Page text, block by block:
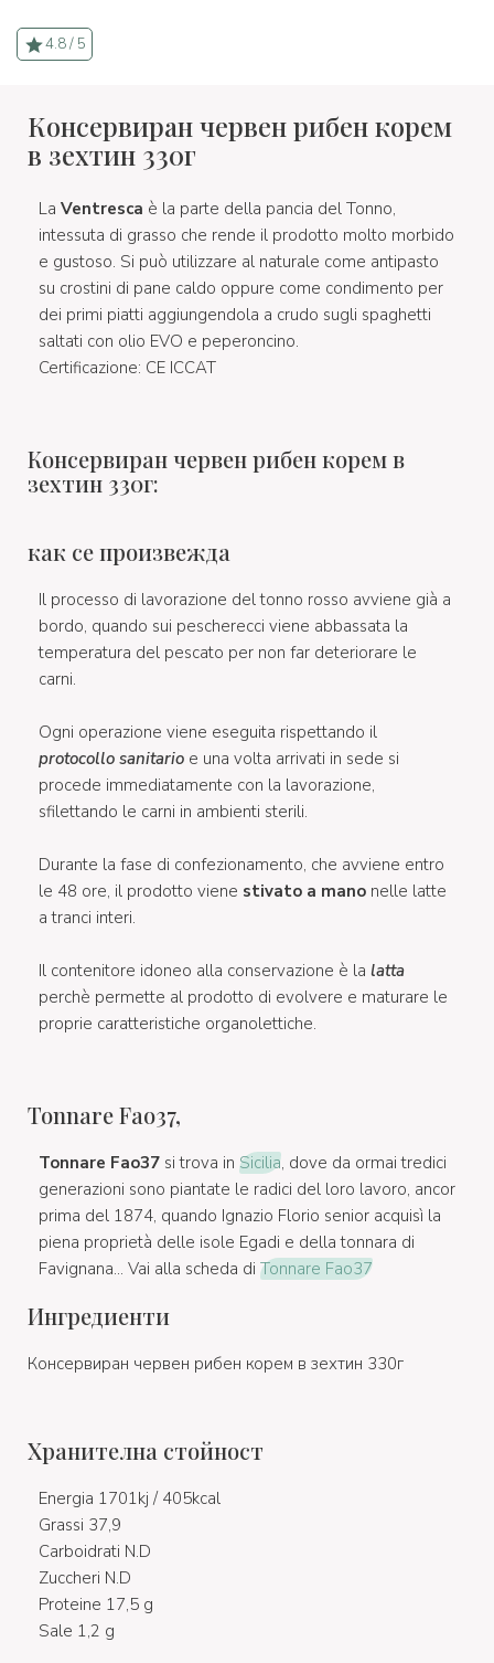
4.8 / 5
Консервиран червен рибен корем
в зехтин 330г
La Ventresca è la parte della pancia del Tonno,
intessuta di grasso che rende il prodotto molto morbido
e gustoso. Si può utilizzare al naturale come antipasto
su crostini di pane caldo oppure come condimento per
dei primi piatti aggiungendola a crudo sugli spaghetti
saltati con olio EVO e peperoncino.
Certificazione: CE ICCAT
Консервиран червен рибен корем в
зехтин 330г:
как се произвежда
Il processo di lavorazione del tonno rosso avviene già a
bordo, quando sui pescherecci viene abbassata la
temperatura del pescato per non far deteriorare le
carni.
Ogni operazione viene eseguita rispettando il
protocollo sanitario e una volta arrivati in sede si
procede immediatamente con la lavorazione,
sfilettando le carni in ambienti sterili.
Durante la fase di confezionamento, che avviene entro
le 48 ore, il prodotto viene stivato a mano nelle latte
a tranci interi.
Il contenitore idoneo alla conservazione è la latta
perchè permette al prodotto di evolvere e maturare le
proprie caratteristiche organolettiche.
Tonnare Fao37,
Tonnare Fao37 si trova in Sicilia, dove da ormai tredici
generazioni sono piantate le radici del loro lavoro, ancor
prima del 1874, quando Ignazio Florio senior acquisì la
piena proprietà delle isole Egadi e della tonnara di
Favignana... Vai alla scheda di Tonnare Fao37
Ингредиенти
Консервиран червен рибен корем в зехтин 330г
Хранителна стойност
Energia 1701kj / 405kcal
Grassi 37,9
Carboidrati N.D
Zuccheri N.D
Proteine 17,5 g
Sale 1,2 g